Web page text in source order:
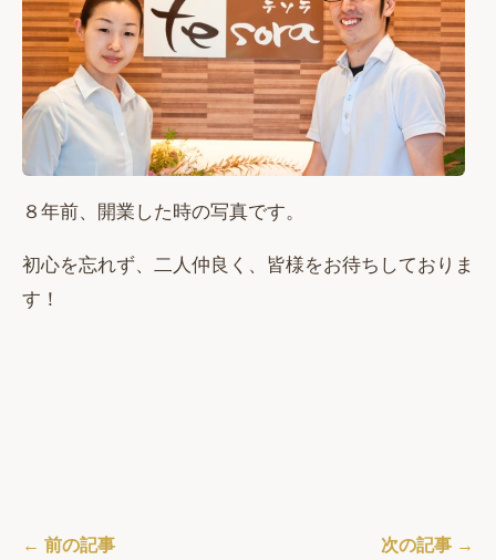
８年前、開業した時の写真です。
初心を忘れず、二人仲良く、皆様をお待ちしておりま
す！
← 前の記事 次の記事 →